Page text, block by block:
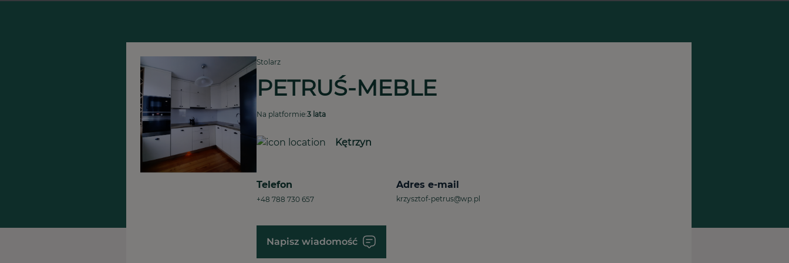
Stolarz
PETRUŚ-MEBLE
Na platformie:3 lata
Kętrzyn
Telefon
+48 788 730 657
Adres e-mail
krzysztof-petrus@wp.pl
Napisz wiadomość